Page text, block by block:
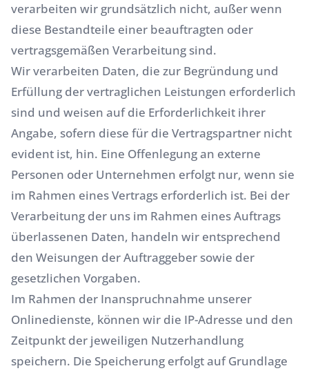
verarbeiten wir grundsätzlich nicht, außer wenn
diese Bestandteile einer beauftragten oder
vertragsgemäßen Verarbeitung sind.
Wir verarbeiten Daten, die zur Begründung und
Erfüllung der vertraglichen Leistungen erforderlich
sind und weisen auf die Erforderlichkeit ihrer
Angabe, sofern diese für die Vertragspartner nicht
evident ist, hin. Eine Offenlegung an externe
Personen oder Unternehmen erfolgt nur, wenn sie
im Rahmen eines Vertrags erforderlich ist. Bei der
Verarbeitung der uns im Rahmen eines Auftrags
überlassenen Daten, handeln wir entsprechend
den Weisungen der Auftraggeber sowie der
gesetzlichen Vorgaben.
Im Rahmen der Inanspruchnahme unserer
Onlinedienste, können wir die IP-Adresse und den
Zeitpunkt der jeweiligen Nutzerhandlung
speichern. Die Speicherung erfolgt auf Grundlage